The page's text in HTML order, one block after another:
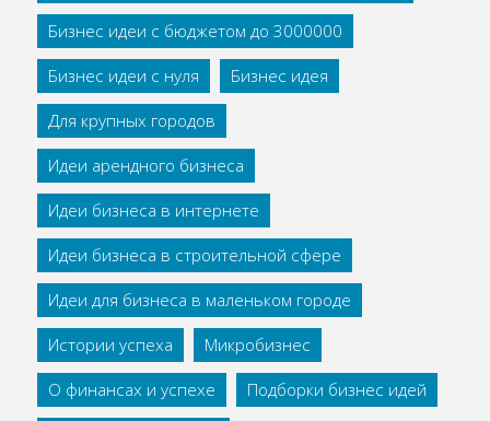
Бизнес идеи с бюджетом до 3000000
Бизнес идеи с нуля
Бизнес идея
Для крупных городов
Идеи арендного бизнеса
Идеи бизнеса в интернете
Идеи бизнеса в строительной сфере
Идеи для бизнеса в маленьком городе
Истории успеха
Микробизнес
О финансах и успехе
Подборки бизнес идей